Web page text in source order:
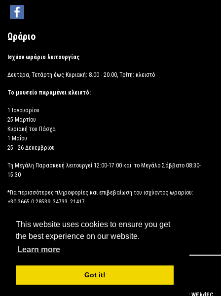
This website uses cookies to ensure you get
the best experience on our website.
Learn more
Got it!
Ωράριο
Ισχύον ωράριο λειτουργίας
Δευτέρα, Τετάρτη έως Κυριακή: 8.00 - 20.00, Τρίτη: κλειστό
Το μουσείο παραμένει κλειστό:
1 Ιανουαρίου
25 Μαρτίου
Κυριακή του Πάσχα
1 Μαΐου
25 - 26 Δεκεμβρίου
Τη Μεγάλη Παρασκευή λειτουργεί 12:00-17:00 και το Μεγάλο Σάββατο 08:30-
15:30
*Για περισσότερες πληροφορίες και επιβεβαίωση του ισχύοντος ωραρίου:
+30 2665 0 28539, 24733, 21417
ΔΗΛΩΣΗ ΠΡΟΣΒΑΣΙΜΟΤΗΤΑΣ
Copyright © 2026 ΑΡΧΑΙΟΛΟΓΙΚΟ ΜΟΥΣΕΙΟ ΗΓΟΥΜΕΝΙΤΣΑΣ